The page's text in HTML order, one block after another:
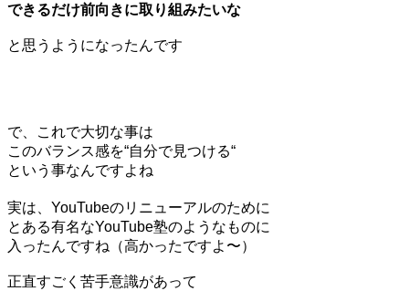
できるだけ前向きに取り組みたいな
と思うようになったんです
で、これで大切な事は
このバランス感を“自分で見つける“
という事なんですよね
実は、YouTubeのリニューアルのために
とある有名なYouTube塾のようなものに
入ったんですね（高かったですよ〜）
正直すごく苦手意識があって